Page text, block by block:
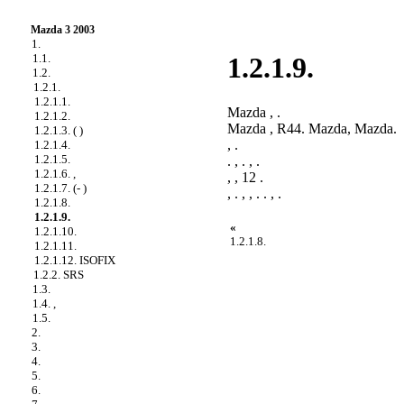
Mazda 3 2003
1.
1.1.
1.2.
1.2.1.
1.2.1.1.
1.2.1.2.
1.2.1.3. ( )
1.2.1.4.
1.2.1.5.
1.2.1.6. ,
1.2.1.7. (- )
1.2.1.8.
1.2.1.9.
1.2.1.10.
1.2.1.11.
1.2.1.12. ISOFIX
1.2.2. SRS
1.3.
1.4. ,
1.5.
2.
3.
4.
5.
6.
1.2.1.9.
Mazda , .
Mazda , R44. Mazda, Mazda.
, .
. , . , .
, , 12 .
, . , , . . , .
«
1.2.1.8.